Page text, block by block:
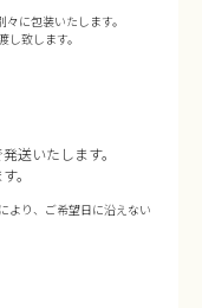
に包装いたします。
致します。
送いたします。
。
より、ご希望日に沿えない